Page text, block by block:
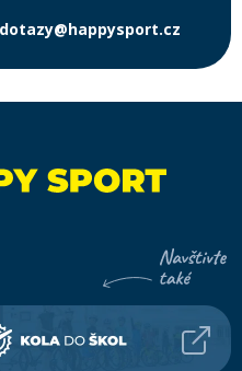
dotazy@happysport.cz